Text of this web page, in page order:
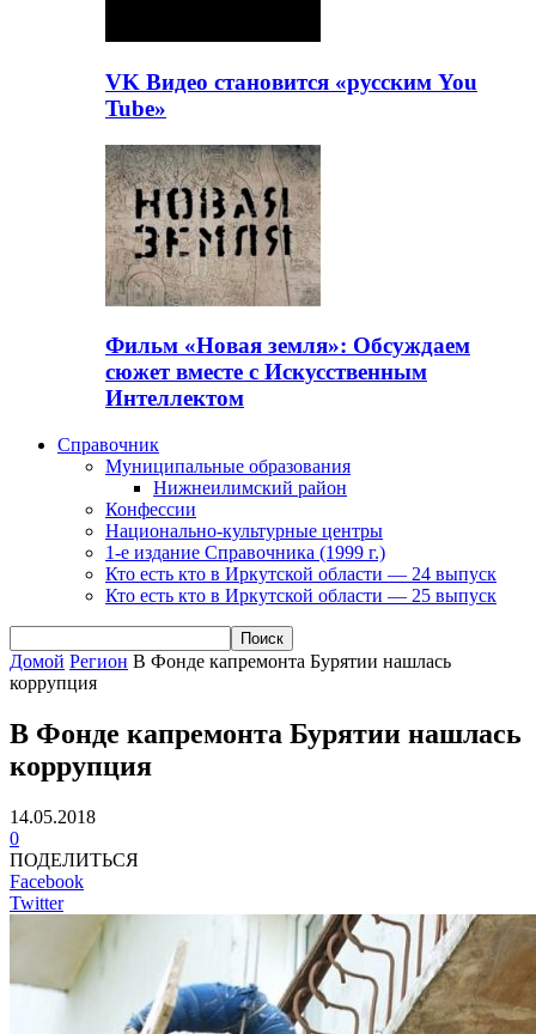
VK Видео становится «русским You
Tube»
Фильм «Новая земля»: Обсуждаем
сюжет вместе с Искусственным
Интеллектом
Справочник
Муниципальные образования
Нижнеилимский район
Конфессии
Национально-культурные центры
1-е издание Справочника (1999 г.)
Кто есть кто в Иркутской области — 24 выпуск
Кто есть кто в Иркутской области — 25 выпуск
Домой Регион В Фонде капремонта Бурятии нашлась
коррупция
В Фонде капремонта Бурятии нашлась
коррупция
14.05.2018
0
ПОДЕЛИТЬСЯ
Facebook
Twitter